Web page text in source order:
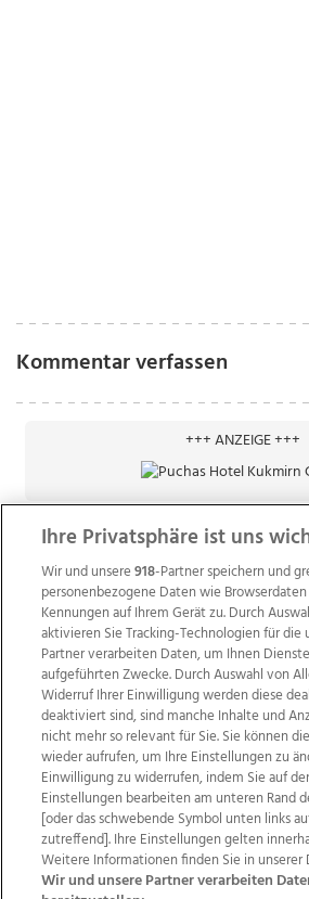
Kommentar verfassen
+++ ANZEIGE +++
Wir über uns Mediadaten
Datenschutz
Impressum
AGB Website
Ehrenkodex
Ihre Privatsphäre ist uns
Wir und unsere918-Partner speichern und
personenbezogene Daten wie
Kennungen auf Ihrem Gerät zu. Durch
aktivieren Sie Tracking-Technologien für die
Partner verarbeiten Daten, um Ihnen
aufgeführten Zwecke. Durch Auswahl von
Widerruf Ihrer Einwilligung werden diese
deaktiviert sind, sind manche Inhalte und
nicht mehr so relevant für Sie. Sie können
wieder aufrufen, um Ihre Einstellungen zu
Einwilligung zu widerrufen, indem Sie auf
Einstellungen bearbeiten am unteren Rand
[oder das schwebende Symbol unten links
zutreffend]. Ihre Einstellungen gelten
Weitere Informationen finden Sie in unserer
Wir und unsere Partner verarbeiten